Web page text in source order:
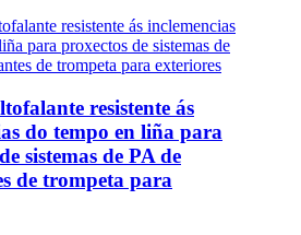
resistente ás
do tempo en liña para
sistemas de PA de
de trompeta para